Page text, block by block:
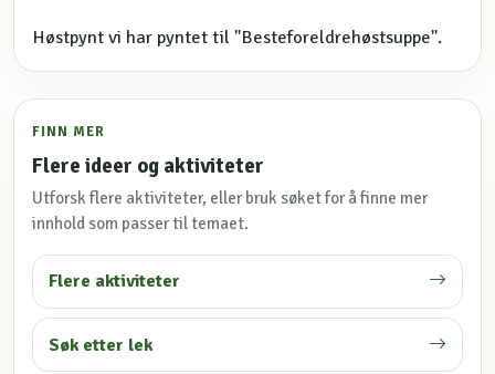
Høstpynt vi har pyntet til "Besteforeldrehøstsuppe".
FINN MER
Flere ideer og aktiviteter
Utforsk flere aktiviteter, eller bruk søket for å finne mer
innhold som passer til temaet.
Flere aktiviteter
Søk etter lek